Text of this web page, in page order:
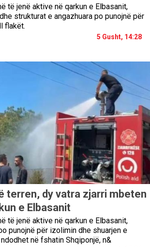
të jenë aktive në qarkun e Elbasanit,
strukturat e angazhuara po punojnë për
flakët.
5 Gusht, 14:28
terren, dy vatra zjarri mbeten
e Elbasanit
të jenë aktive në qarkun e Elbasanit,
punojnë për izolimin dhe shuarjen e
në fshatin Shqiponjë, n&